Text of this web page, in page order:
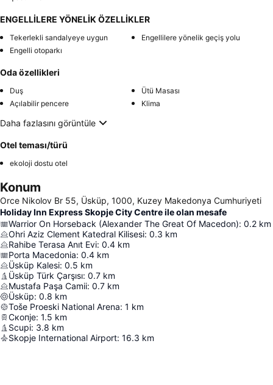
ENGELLİLERE YÖNELİK ÖZELLİKLER
Tekerlekli sandalyeye uygun
Engellilere yönelik geçiş yolu
Engelli otoparkı
Oda özellikleri
Duş
Ütü Masası
Açılabilir pencere
Klima
Daha fazlasını görüntüle
Otel teması/türü
ekoloji dostu otel
Konum
Orce Nikolov Br 55, Üsküp, 1000, Kuzey Makedonya Cumhuriyeti
Holiday Inn Express Skopje City Centre ile olan mesafe
Warrior On Horseback (Alexander The Great Of Macedon): 0.2 km
Ohri Aziz Clement Katedral Kilisesi: 0.3 km
Rahibe Terasa Anıt Evi: 0.4 km
Porta Macedonia: 0.4 km
Üsküp Kalesi: 0.5 km
Üsküp Türk Çarşısı: 0.7 km
Mustafa Paşa Camii: 0.7 km
Üsküp: 0.8 km
Toše Proeski National Arena: 1 km
Скопје: 1.5 km
Scupi: 3.8 km
Skopje International Airport: 16.3 km